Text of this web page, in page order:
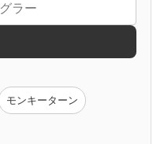
炎炎ノ消防隊
モンキーターン